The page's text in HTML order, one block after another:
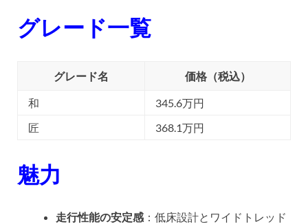
グレード一覧
グレード名 価格（税込）
和
345.6万円
匠
368.1万円
魅力
走行性能の安定感 ：低床設計とワイドトレッド